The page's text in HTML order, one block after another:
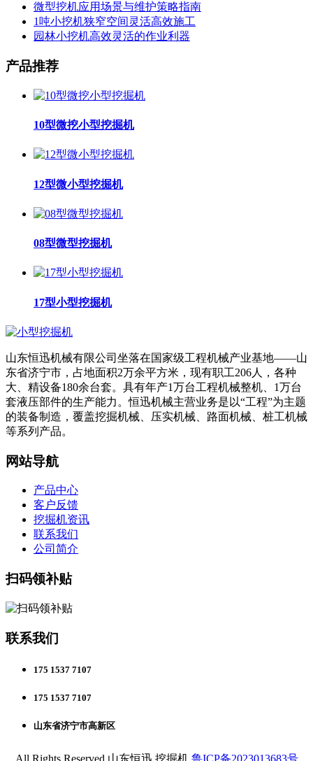
微型挖机应用场景与维护策略指南
1吨小挖机狭窄空间灵活高效施工
园林小挖机高效灵活的作业利器
产品推荐
10型微挖小型挖掘机
12型微小型挖掘机
08型微型挖掘机
17型小型挖掘机
山东恒迅机械有限公司坐落在国家级工程机械产业基地——山
东省济宁市，占地面积2万余平方米，现有职工206人，各种
大、精设备180余台套。具有年产1万台工程机械整机、1万台
套液压部件的生产能力。恒迅机械主营业务是以“工程”为主题
的装备制造，覆盖挖掘机械、压实机械、路面机械、桩工机械
等系列产品。
网站导航
产品中心
客户反馈
挖掘机资讯
联系我们
公司简介
扫码领补贴
联系我们
175 1537 7107
175 1537 7107
山东省济宁市高新区